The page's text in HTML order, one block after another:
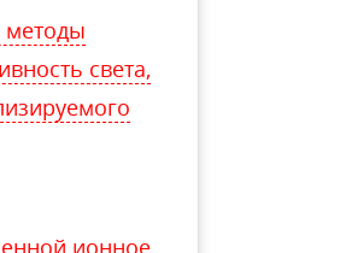
методы
света,
ионное